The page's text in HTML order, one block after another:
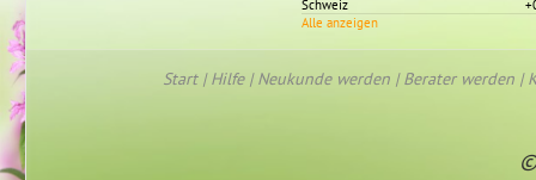
Schweiz
Alle anzeigen
Start|Hilfe|Neukunde werden |Berater werden |